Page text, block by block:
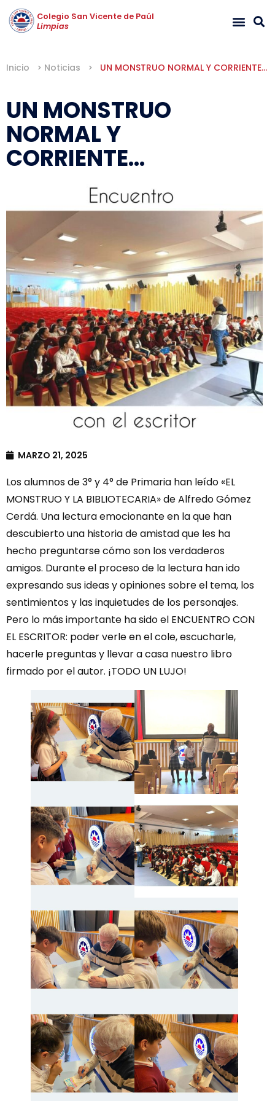
Colegio San Vicente de Paúl
Limpias
Inicio > Noticias > UN MONSTRUO NORMAL Y CORRIENTE…
UN MONSTRUO
NORMAL Y
CORRIENTE…
MARZO 21, 2025
Los alumnos de 3° y 4° de Primaria han leído «EL
MONSTRUO Y LA BIBLIOTECARIA» de Alfredo Gómez
Cerdá. Una lectura emocionante en la que han
descubierto una historia de amistad que les ha
hecho preguntarse cómo son los verdaderos
amigos. Durante el proceso de la lectura han ido
expresando sus ideas y opiniones sobre el tema, los
sentimientos y las inquietudes de los personajes.
Pero lo más importante ha sido el ENCUENTRO CON
EL ESCRITOR: poder verle en el cole, escucharle,
hacerle preguntas y llevar a casa nuestro libro
firmado por el autor. ¡TODO UN LUJO!